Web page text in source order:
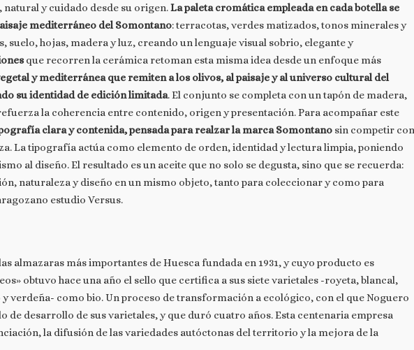
y cuidado desde su origen.La paleta cromática empleada en cada botella se
mediterráneo del Somontano: terracotas, verdes matizados, tonos minerales y
suelo, hojas, madera y luz, creando un lenguaje visual sobrio, elegante y
que recorren la cerámica retoman esta misma idea desde un enfoque más
y mediterránea que remiten a los olivos, al paisaje y al universo cultural del
su identidad de edición limitada. El conjunto se completa con un tapón de madera,
la coherencia entre contenido, origen y presentación. Para acompañar este
clara y contenida, pensada para realzar la marca Somontano sin competir con
La tipografía actúa como elemento de orden, identidad y lectura limpia, poniendo
al diseño. El resultado es un aceite que no solo se degusta, sino que se recuerda:
naturaleza y diseño en un mismo objeto, tanto para coleccionar y como para
estudio Versus.
almazaras más importantes de Huesca fundada en 1931, y cuyo producto es
obtuvo hace una año el sello que certifica a sus siete varietales -royeta, blancal,
verdeña- como bio. Un proceso de transformación a ecológico, con el que Noguero
de desarrollo de sus varietales, y que duró cuatro años. Esta centenaria empresa
la difusión de las variedades autóctonas del territorio y la mejora de la